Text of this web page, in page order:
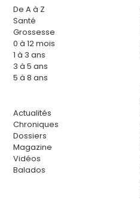
De A à Z
Santé
Grossesse
0 à 12 mois
1 à 3 ans
3 à 5 ans
5 à 8 ans
Actualités
Chroniques
Dossiers
Magazine
Vidéos
Balados